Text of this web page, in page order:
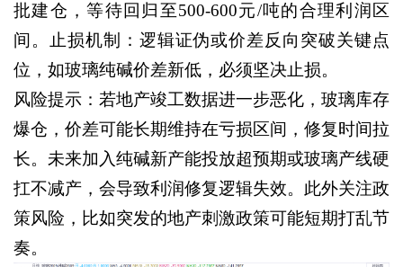
批建仓，等待回归至500-600元/吨的合理利润区
间。止损机制：逻辑证伪或价差反向突破关键点
位，如玻璃纯碱价差新低，必须坚决止损。
风险提示：若地产竣工数据进一步恶化，玻璃库存
爆仓，价差可能长期维持在亏损区间，修复时间拉
长。未来加入纯碱新产能投放超预期或玻璃产线硬
扛不减产，会导致利润修复逻辑失效。此外关注政
策风险，比如突发的地产刺激政策可能短期打乱节
奏。